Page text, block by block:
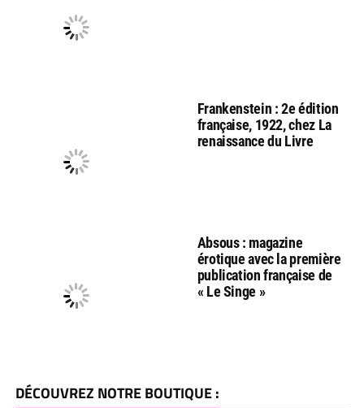
Frankenstein : 2e édition
française, 1922, chez La
renaissance du Livre
Absous : magazine
érotique avec la première
publication française de
« Le Singe »
DÉCOUVREZ NOTRE BOUTIQUE :